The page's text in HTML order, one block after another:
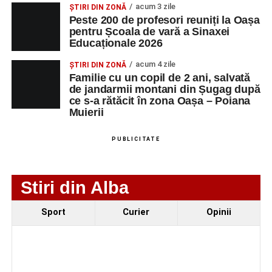
Zilele Municipiului Sebeș 2026: zece zile de
spectacole, filme, sport și evenimente culturale, la
festivalul „Armonii în Sebeș”. Programul complet
Primăria Sebeș a decis să reducă intensitatea
iluminatului public pe timpul nopții, în contextul
apelului la economii al Guvernului Bolojan
Duminică, 23 august 2026, Râpa Roșie găzduiește
ȘTIRI DIN ZONĂ acum 3 zile
Peste 200 de profesori reuniți la Oașa
pentru Școala de vară a Sinaxei
Educaționale 2026
ȘTIRI DIN ZONĂ acum 4 zile
Familie cu un copil de 2 ani, salvată
de jandarmii montani din Șugag după
ce s-a rătăcit în zona Oașa – Poiana
Muierii
PUBLICITATE
Stiri din Alba
Sport Curier Opinii